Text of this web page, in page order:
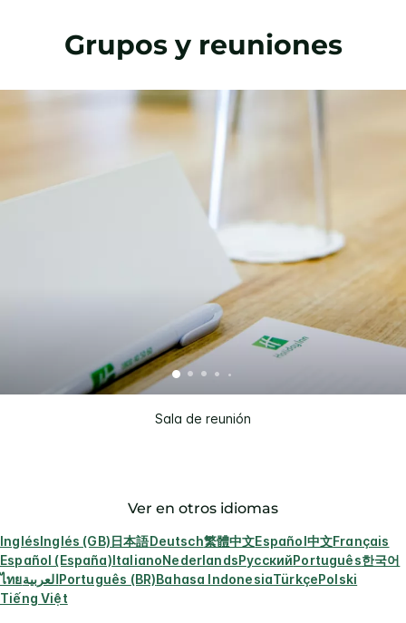
Grupos y reuniones
Sala de reunión
Ver en otros idiomas
InglésInglés (GB)日本語Deutsch繁體中文Español中文Français
Español (España)ItalianoNederlandsРусскийPortuguês한국어
ไทยالعربيةPortuguês (BR)Bahasa IndonesiaTürkçePolski
Tiếng Việt